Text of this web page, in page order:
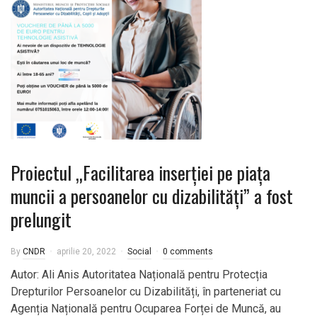
Proiectul „Facilitarea inserției pe piața
muncii a persoanelor cu dizabilități” a fost
prelungit
By CNDR aprilie 20, 2022 Social 0 comments
Autor: Ali Anis Autoritatea Națională pentru Protecția
Drepturilor Persoanelor cu Dizabilități, în parteneriat cu
Agenția Națională pentru Ocuparea Forței de Muncă, au